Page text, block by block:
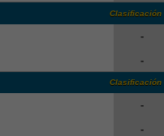
Clasificación
-
-
Clasificación
-
-